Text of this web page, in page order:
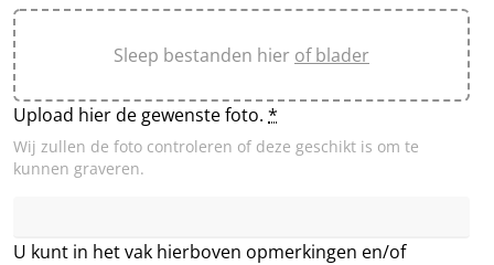
Sleep bestanden hier of blader
Upload hier de gewenste foto. *
Wij zullen de foto controleren of deze geschikt is om te
kunnen graveren.
U kunt in het vak hierboven opmerkingen en/of